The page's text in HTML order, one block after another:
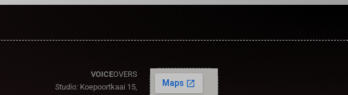
VOICEOVERS
Studio:Koepoortkaai 15,